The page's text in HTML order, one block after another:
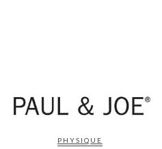
PHYSIQUE